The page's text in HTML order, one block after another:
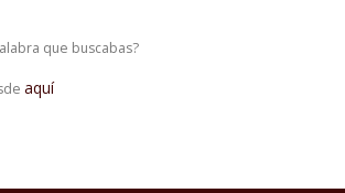
que buscabas?
aquí